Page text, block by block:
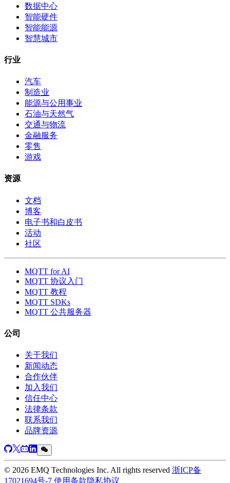
数据中心
智能硬件
智能能源
智慧城市
行业
汽车
制造业
能源与公用事业
石油与天然气
交通与物流
金融服务
零售
游戏
资源
文档
博客
电子书和白皮书
活动
社区
MQTT for AI
MQTT 协议入门
MQTT 教程
MQTT SDKs
MQTT 公共服务器
公司
关于我们
新闻动态
合作伙伴
加入我们
信任中心
法律条款
联系我们
品牌资源
© 2026 EMQ Technologies Inc. All rights reserved 浙ICP备
17021694号-7 使用条款隐私协议